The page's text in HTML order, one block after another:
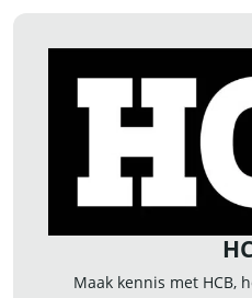
Maak kennis met HCB,